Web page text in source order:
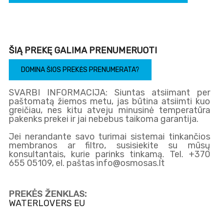
ŠIĄ PREKĘ GALIMA PRENUMERUOTI
DOMINA ŠIOS PREKĖS PRENUMERATA?
SVARBI INFORMACIJA: Siuntas atsiimant per
paštomatą žiemos metu, jas būtina atsiimti kuo
greičiau, nes kitu atveju minusinė temperatūra
pakenks prekei ir jai nebebus taikoma garantija.
Jei nerandante savo turimai sistemai tinkančios
membranos ar filtro, susisiekite su mūsų
konsultantais, kurie parinks tinkamą. Tel. +370
655 05109, el. paštas info@osmosas.lt
PREKĖS ŽENKLAS:
WATERLOVERS EU